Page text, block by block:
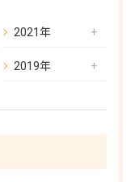
2021年
2019年